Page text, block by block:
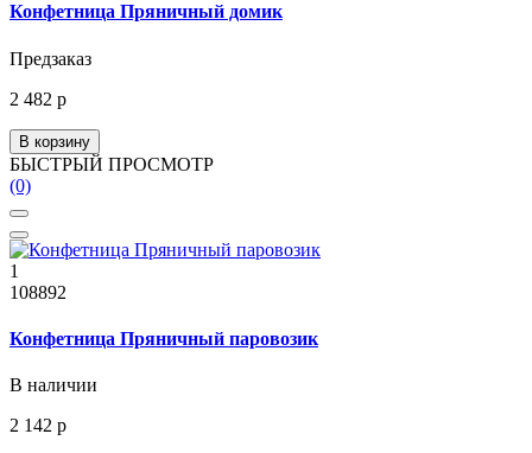
Конфетница Пряничный домик
Предзаказ
2 482 р
В корзину
БЫСТРЫЙ ПРОСМОТР
(0)
1
108892
Конфетница Пряничный паровозик
В наличии
2 142 р